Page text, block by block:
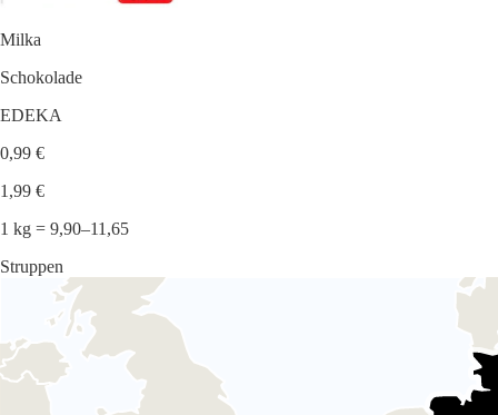
Milka
Schokolade
EDEKA
0,99 €
1,99 €
1 kg = 9,90–11,65
Struppen